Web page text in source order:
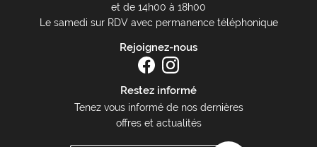
et de 14h00 à 18h00
Le samedi sur RDV avec permanence téléphonique
Rejoignez-nous
Restez informé
Tenez vous informé de nos dernières
offres et actualités